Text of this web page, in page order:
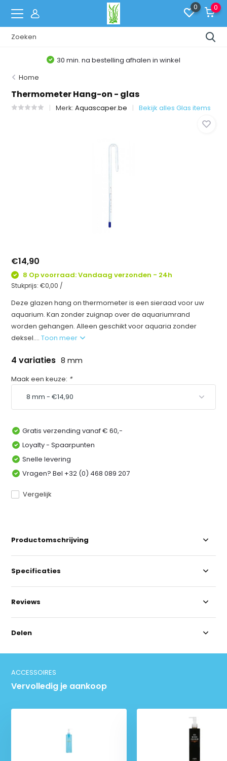
0 0
30 min. na bestelling afhalen in winkel
Home
Thermometer Hang-on - glas
Merk:Aquascaper.be Bekijk alles Glas items
€14,90
8 Op voorraad: Vandaag verzonden - 24h
Stukprijs:€0,00 /
Deze glazen hang on thermometer is een sieraad voor uw
aquarium. Kan zonder zuignap over de aquariumrand
worden gehangen. Alleen geschikt voor aquaria zonder
deksel....Toon meer
4 variaties 8 mm
Maak een keuze: *
Gratis verzending vanaf € 60,-
Loyalty - Spaarpunten
Snelle levering
Vragen? Bel +32 (0) 468 089 207
Vergelijk
Productomschrijving
Specificaties
Reviews
Delen
ACCESSOIRES
Vervolledig je aankoop